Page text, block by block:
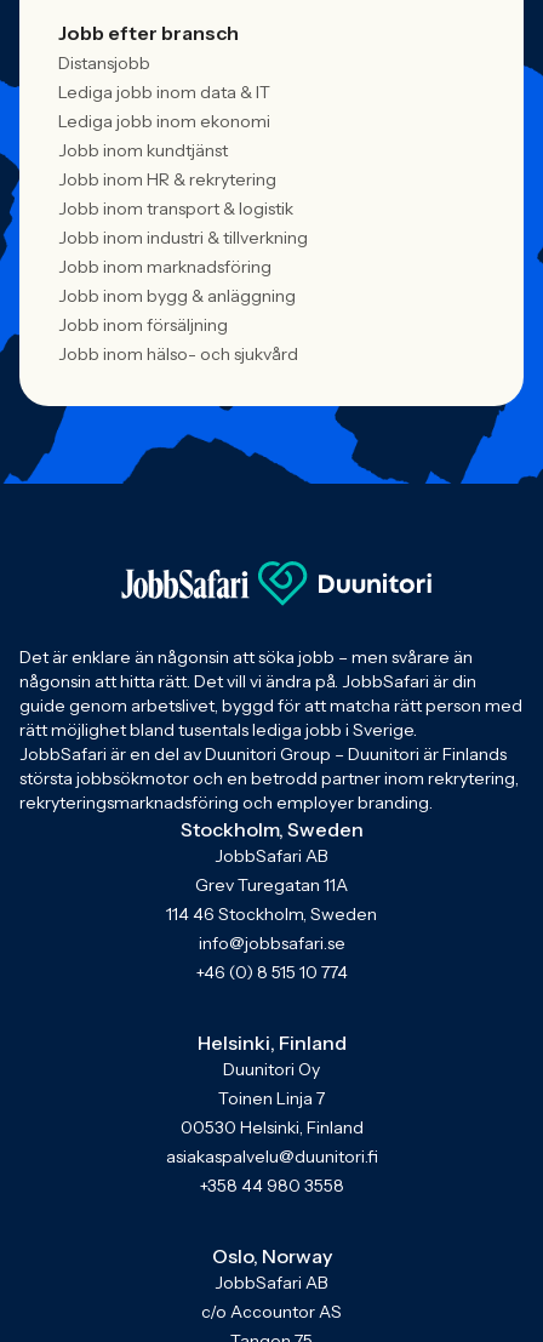
Jobb efter bransch
Distansjobb
Lediga jobb inom data & IT
Lediga jobb inom ekonomi
Jobb inom kundtjänst
Jobb inom HR & rekrytering
Jobb inom transport & logistik
Jobb inom industri & tillverkning
Jobb inom marknadsföring
Jobb inom bygg & anläggning
Jobb inom försäljning
Jobb inom hälso- och sjukvård
Det är enklare än någonsin att söka jobb – men svårare än
någonsin att hitta rätt. Det vill vi ändra på. JobbSafari är din
guide genom arbetslivet, byggd för att matcha rätt person med
rätt möjlighet bland tusentals lediga jobb i Sverige.
JobbSafari är en del av Duunitori Group – Duunitori är Finlands
största jobbsökmotor och en betrodd partner inom rekrytering,
rekryteringsmarknadsföring och employer branding.
Stockholm, Sweden
JobbSafari AB
Grev Turegatan 11A
114 46 Stockholm, Sweden
info@jobbsafari.se
+46 (0) 8 515 10 774
Helsinki, Finland
Duunitori Oy
Toinen Linja 7
00530 Helsinki, Finland
asiakaspalvelu@duunitori.fi
+358 44 980 3558
Oslo, Norway
JobbSafari AB
c/o Accountor AS